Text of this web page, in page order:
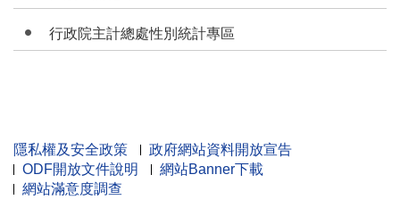
行政院主計總處性別統計專區
隱私權及安全政策
政府網站資料開放宣告
ODF開放文件說明
網站Banner下載
網站滿意度調查